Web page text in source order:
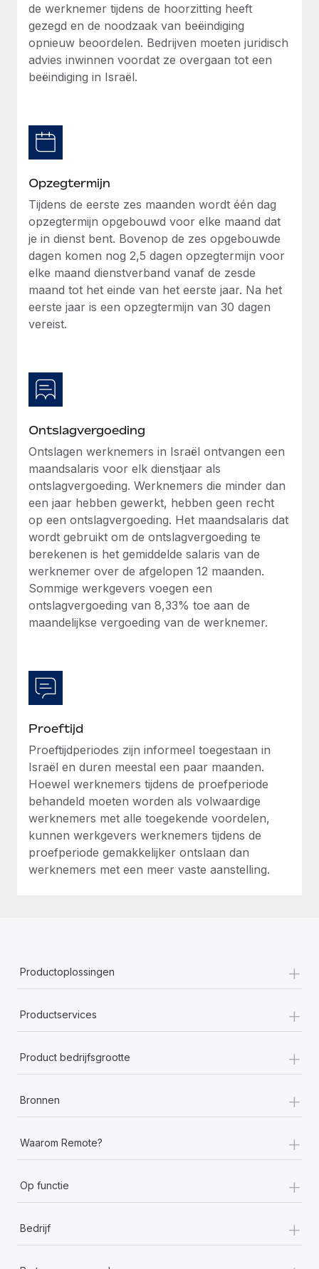
Secundaire arbeidsvoorwaarden
Eenvoudig secundaire arbeidsvoorwaarden
beheren
BLOG
Productupdates van Remote: Gusto- en Xero-
integraties en Contractor Management Plus
Meer informatie
Hoe Phiture 55 werknemers in 19 landen
beheert met Remote
Phiture, een toonaangevende leider in de wereldwijde
mobiele groeiadviessector, zet zich sinds 2016...
Meer informatie
de werknemer tijdens de hoorzitting heeft
gezegd en de noodzaak van beëindiging
opnieuw beoordelen. Bedrijven moeten juridisch
advies inwinnen voordat ze overgaan tot een
beëindiging in Israël.
Opzegtermijn
Tijdens de eerste zes maanden wordt één dag
opzegtermijn opgebouwd voor elke maand dat
je in dienst bent. Bovenop de zes opgebouwde
dagen komen nog 2,5 dagen opzegtermijn voor
elke maand dienstverband vanaf de zesde
maand tot het einde van het eerste jaar. Na het
eerste jaar is een opzegtermijn van 30 dagen
vereist.
Ontslagvergoeding
Ontslagen werknemers in Israël ontvangen een
maandsalaris voor elk dienstjaar als
ontslagvergoeding. Werknemers die minder dan
een jaar hebben gewerkt, hebben geen recht
op een ontslagvergoeding. Het maandsalaris dat
wordt gebruikt om de ontslagvergoeding te
berekenen is het gemiddelde salaris van de
werknemer over de afgelopen 12 maanden.
Sommige werkgevers voegen een
ontslagvergoeding van 8,33% toe aan de
maandelijkse vergoeding van de werknemer.
Proeftijd
Proeftijdperiodes zijn informeel toegestaan in
Israël en duren meestal een paar maanden.
Hoewel werknemers tijdens de proefperiode
behandeld moeten worden als volwaardige
werknemers met alle toegekende voordelen,
kunnen werkgevers werknemers tijdens de
proefperiode gemakkelijker ontslaan dan
werknemers met een meer vaste aanstelling.
Productoplossingen +
Productservices +
Product bedrijfsgrootte +
Bronnen +
Waarom Remote? +
Op functie +
Bedrijf +